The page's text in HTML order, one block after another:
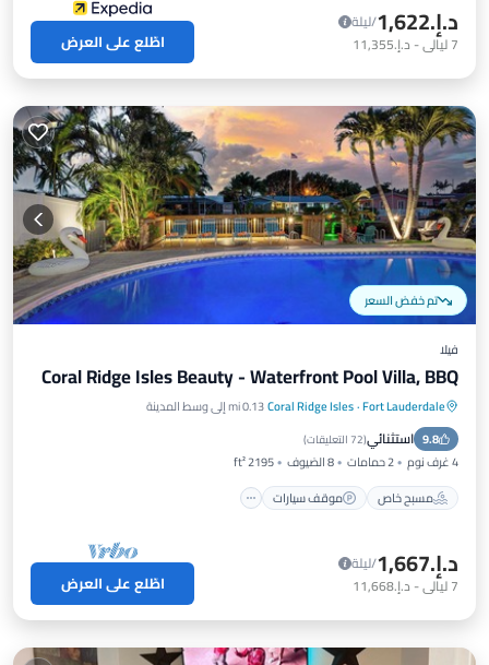
د.إ.‏1,622
/ليلة
7ليالي- د.إ.‏11,355 اطّلع على العرض
تم خفض السعر
فيلا
Coral Ridge Isles Beauty - Waterfront Pool Villa, BBQ
Fort Lauderdale
·
Coral Ridge Isles0.13 mi إلى وسط المدينة
9.8 استثنائي(72 التعليقات )
4 غرف نوم 2 حمامات 8 الضيوف
2195 ft²
مسبح خاص
موقف سيارات
مسبح خاص موقف سيارات
مسبح
شرفة / تراس
د.إ.‏1,667
/ليلة
7ليالي- د.إ.‏11,668 اطّلع على العرض